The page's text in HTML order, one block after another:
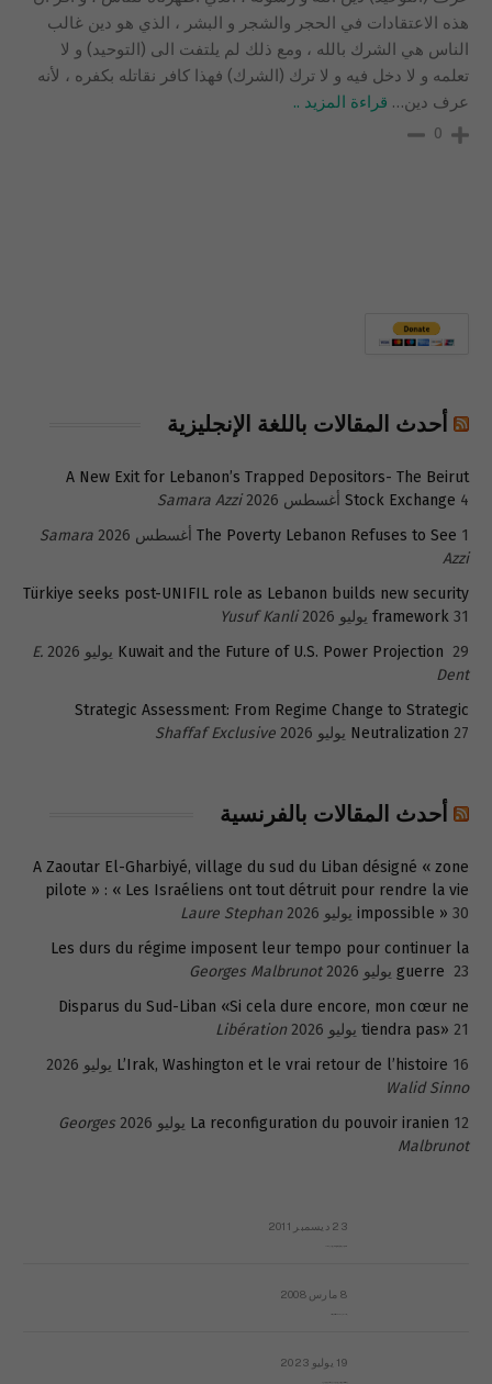
هذه الاعتقادات في الحجر والشجر و البشر ، الذي هو دين غالب
الناس هي الشرك بالله ، ومع ذلك لم يلتفت الى (التوحيد) و لا
تعلمه و لا دخل فيه و لا ترك (الشرك) فهذا كافر نقاتله بكفره ، لأنه
عرف دين… قراءة المزيد ..
0
أحدث المقالات باللغة الإنجليزية
A New Exit for Lebanon’s Trapped Depositors- The Beirut
Stock Exchange 4 أغسطس 2026
Samara Azzi
The Poverty Lebanon Refuses to See 1 أغسطس 2026
Samara
Azzi
Türkiye seeks post-UNIFIL role as Lebanon builds new security
framework 31 يوليو 2026
Yusuf Kanli
Kuwait and the Future of U.S. Power Projection 29 يوليو 2026
E.
Dent
Strategic Assessment: From Regime Change to Strategic
Neutralization 27 يوليو 2026 Shaffaf Exclusive
أحدث المقالات بالفرنسية
A Zaoutar El-Gharbiyé, village du sud du Liban désigné « zone
pilote » : « Les Israéliens ont tout détruit pour rendre la vie
impossible » 30 يوليو 2026
Laure Stephan
Les durs du régime imposent leur tempo pour continuer la
guerre 23 يوليو 2026
Georges Malbrunot
Disparus du Sud-Liban «Si cela dure encore, mon cœur ne
tiendra pas» 21 يوليو 2026
Libération
L’Irak, Washington et le vrai retour de l’histoire 16 يوليو 2026
Walid Sinno
La reconfiguration du pouvoir iranien 12 يوليو 2026
Georges
Malbrunot
23 ديسمبر 2011
8 مارس 2008
19 يوليو 2023